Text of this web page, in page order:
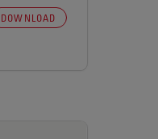
DOWNLOAD